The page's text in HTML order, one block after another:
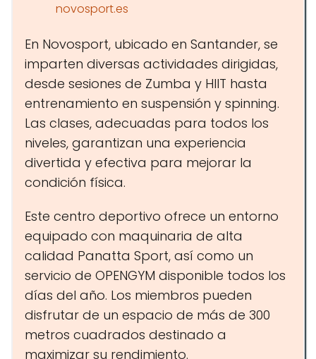
novosport.es
En Novosport, ubicado en Santander, se
imparten diversas actividades dirigidas,
desde sesiones de Zumba y HIIT hasta
entrenamiento en suspensión y spinning.
Las clases, adecuadas para todos los
niveles, garantizan una experiencia
divertida y efectiva para mejorar la
condición física.
Este centro deportivo ofrece un entorno
equipado con maquinaria de alta
calidad Panatta Sport, así como un
servicio de OPENGYM disponible todos los
días del año. Los miembros pueden
disfrutar de un espacio de más de 300
metros cuadrados destinado a
maximizar su rendimiento.